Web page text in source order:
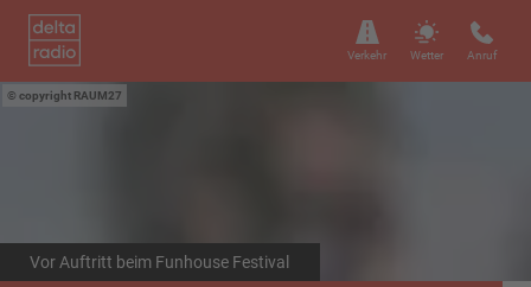
Verkehr Wetter Anruf
copyright RAUM27
Vor Auftritt beim Funhouse Festival